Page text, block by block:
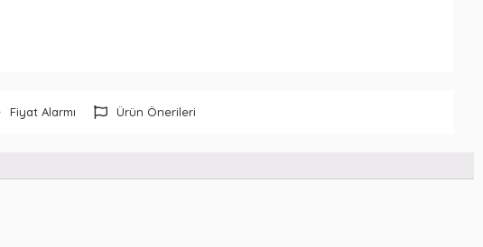
Fiyat Alarmı Ürün Önerileri